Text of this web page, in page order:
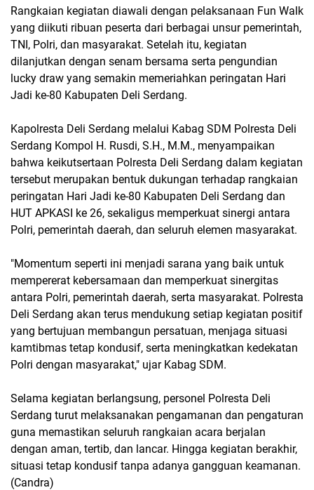
Rangkaian kegiatan diawali dengan pelaksanaan Fun Walk
yang diikuti ribuan peserta dari berbagai unsur pemerintah,
TNI, Polri, dan masyarakat. Setelah itu, kegiatan
dilanjutkan dengan senam bersama serta pengundian
lucky draw yang semakin memeriahkan peringatan Hari
Jadi ke-80 Kabupaten Deli Serdang.
Kapolresta Deli Serdang melalui Kabag SDM Polresta Deli
Serdang Kompol H. Rusdi, S.H., M.M., menyampaikan
bahwa keikutsertaan Polresta Deli Serdang dalam kegiatan
tersebut merupakan bentuk dukungan terhadap rangkaian
peringatan Hari Jadi ke-80 Kabupaten Deli Serdang dan
HUT APKASI ke 26, sekaligus memperkuat sinergi antara
Polri, pemerintah daerah, dan seluruh elemen masyarakat.
"Momentum seperti ini menjadi sarana yang baik untuk
mempererat kebersamaan dan memperkuat sinergitas
antara Polri, pemerintah daerah, serta masyarakat. Polresta
Deli Serdang akan terus mendukung setiap kegiatan positif
yang bertujuan membangun persatuan, menjaga situasi
kamtibmas tetap kondusif, serta meningkatkan kedekatan
Polri dengan masyarakat," ujar Kabag SDM.
Selama kegiatan berlangsung, personel Polresta Deli
Serdang turut melaksanakan pengamanan dan pengaturan
guna memastikan seluruh rangkaian acara berjalan
dengan aman, tertib, dan lancar. Hingga kegiatan berakhir,
situasi tetap kondusif tanpa adanya gangguan keamanan.
(Candra)